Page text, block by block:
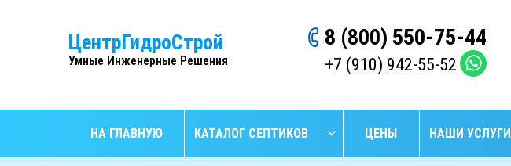
ЦентрГидроСтрой
Умные Инженерные Решения
8 (800) 550-75-44
+7 (910) 942-55-52
НА ГЛАВНУЮ КАТАЛОГ СЕПТИКОВ ЦЕНЫ НАШИ УСЛУГИ